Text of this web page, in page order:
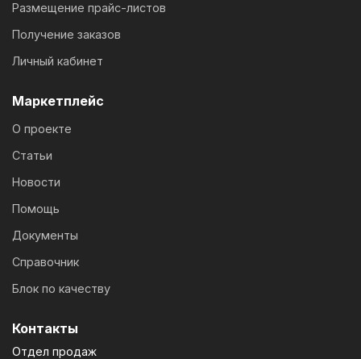
Размещение прайс-листов
Получение заказов
Личный кабинет
Маркетплейс
О проекте
Статьи
Новости
Помощь
Документы
Справочник
Блок по качеству
Контакты
Отдел продаж